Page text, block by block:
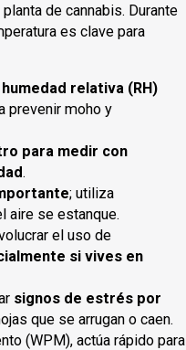
de cannabis. Durante
es clave para
relativa (RH)
prevenir moho y
para medir con
.
; utiliza
aire se estanque.
el uso de
si vives en
signos de estrés por
que se arrugan o caen.
(WPM), actúa rápido para